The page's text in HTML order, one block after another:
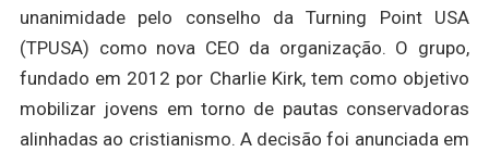
unanimidade pelo conselho da Turning Point USA
(TPUSA) como nova CEO da organização. O grupo,
fundado em 2012 por Charlie Kirk, tem como objetivo
mobilizar jovens em torno de pautas conservadoras
alinhadas ao cristianismo. A decisão foi anunciada em